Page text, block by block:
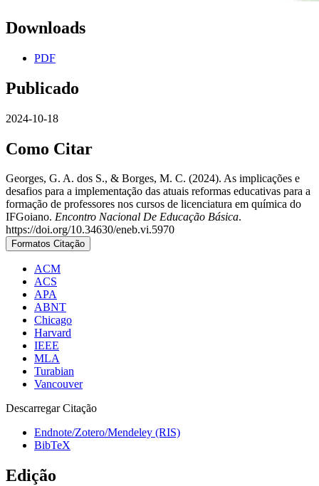
Downloads
PDF
Publicado
2024-10-18
Como Citar
Georges, G. A. dos S., & Borges, M. C. (2024). As implicações e
desafios para a implementação das atuais reformas educativas para a
formação de professores nos cursos de licenciatura em química do
IFGoiano. Encontro Nacional De Educação Básica.
https://doi.org/10.34630/eneb.vi.5970
Formatos Citação
ACM
ACS
APA
ABNT
Chicago
Harvard
IEEE
MLA
Turabian
Vancouver
Descarregar Citação
Endnote/Zotero/Mendeley (RIS)
BibTeX
Edição